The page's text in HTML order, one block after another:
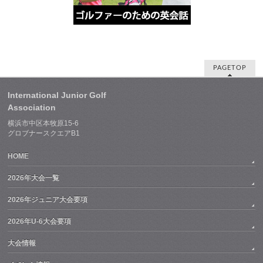
PAGETOP
International Junior Golf
Association
横浜市中区本牧原15-6
グロブナースクエアB1
HOME
2026年大会一覧
2026年ジュニア大会要項
2026年U-6大会要項
大会情報